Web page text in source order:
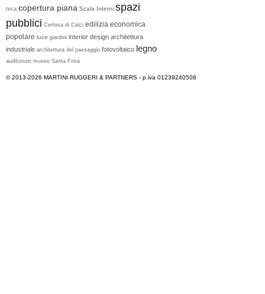
teca copertura piana Scala Interni spazi
pubblici Certosa di Calci edilizia economica
popolare luce giardini interior design architettura
industriale architettura del paesaggio fotovoltaico legno
auditorium museo Santa Fiora
© 2013-2026 MARTINI RUGGERI & PARTNERS - p.iva 01239240508